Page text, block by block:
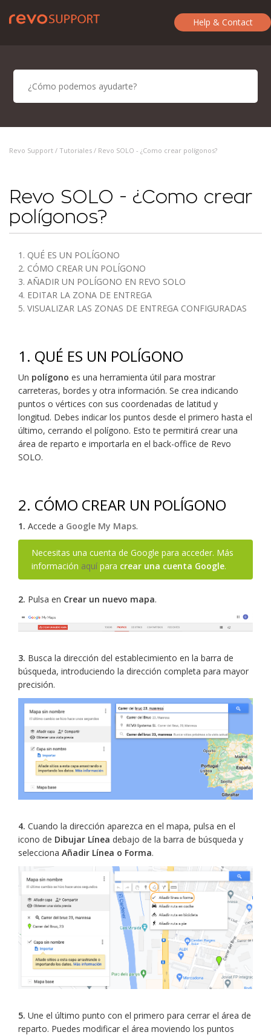
Help & Contact
Revo Support / Tutoriales / Revo SOLO - ¿Como crear polígonos?
Revo SOLO - ¿Como crear
polígonos?
1. QUÉ ES UN POLÍGONO
2. CÓMO CREAR UN POLÍGONO
3. AÑADIR UN POLÍGONO EN REVO SOLO
4. EDITAR LA ZONA DE ENTREGA
5. VISUALIZAR LAS ZONAS DE ENTREGA CONFIGURADAS
1. QUÉ ES UN POLÍGONO
Un polígono es una herramienta útil para mostrar
carreteras, bordes y otra información. Se crea indicando
puntos o vértices con sus coordenadas de latitud y
longitud. Debes indicar los puntos desde el primero hasta el
último, cerrando el polígono. Esto te permitirá crear una
área de reparto e importarla en el back-office de Revo
SOLO.
2. CÓMO CREAR UN POLÍGONO
1. Accede a Google My Maps.
Necesitas una cuenta de Google para acceder. Más
información aquí para crear una cuenta Google.
2. Pulsa en Crear un nuevo mapa.
3. Busca la dirección del establecimiento en la barra de
búsqueda, introduciendo la dirección completa para mayor
precisión.
4. Cuando la dirección aparezca en el mapa, pulsa en el
icono de Dibujar Línea debajo de la barra de búsqueda y
selecciona Añadir Línea o Forma.
5. Une el último punto con el primero para cerrar el área de
reparto. Puedes modificar el área moviendo los puntos